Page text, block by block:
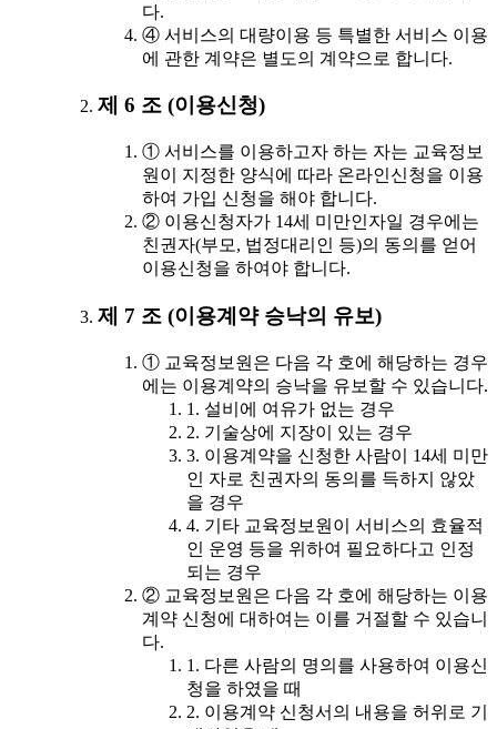
다.
④ 서비스의 대량이용 등 특별한 서비스 이용
에 관한 계약은 별도의 계약으로 합니다.
제 6 조 (이용신청)
① 서비스를 이용하고자 하는 자는 교육정보
원이 지정한 양식에 따라 온라인신청을 이용
하여 가입 신청을 해야 합니다.
② 이용신청자가 14세 미만인자일 경우에는
친권자(부모, 법정대리인 등)의 동의를 얻어
이용신청을 하여야 합니다.
제 7 조 (이용계약 승낙의 유보)
① 교육정보원은 다음 각 호에 해당하는 경우
에는 이용계약의 승낙을 유보할 수 있습니다.
1. 설비에 여유가 없는 경우
2. 기술상에 지장이 있는 경우
3. 이용계약을 신청한 사람이 14세 미만
인 자로 친권자의 동의를 득하지 않았
을 경우
4. 기타 교육정보원이 서비스의 효율적
인 운영 등을 위하여 필요하다고 인정
되는 경우
② 교육정보원은 다음 각 호에 해당하는 이용
계약 신청에 대하여는 이를 거절할 수 있습니
다.
1. 다른 사람의 명의를 사용하여 이용신
청을 하였을 때
2. 이용계약 신청서의 내용을 허위로 기